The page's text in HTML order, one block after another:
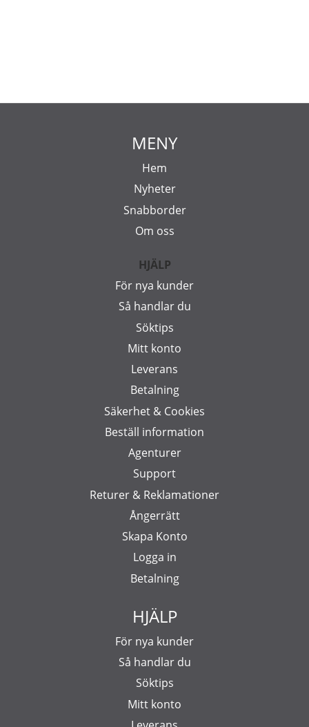
MENY
Hem
Nyheter
Snabborder
Om oss
HJÄLP
För nya kunder
Så handlar du
Söktips
Mitt konto
Leverans
Betalning
Säkerhet & Cookies
Beställ information
Agenturer
Support
Returer & Reklamationer
Ångerrätt
Skapa Konto
Logga in
Betalning
HJÄLP
För nya kunder
Så handlar du
Söktips
Mitt konto